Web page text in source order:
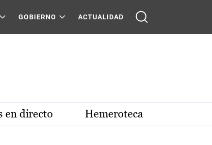
GOBIERNO ACTUALIDAD
en directo Hemeroteca